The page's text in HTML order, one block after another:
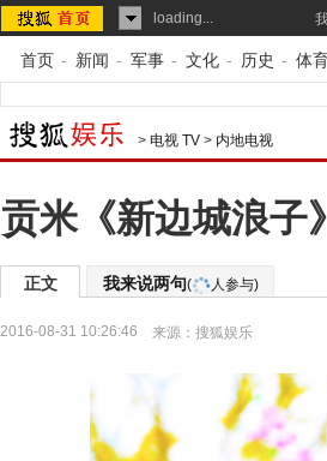
loading...
首页 - 新闻 - 军事 - 文化 - 历史 - 体育
> 电视 TV > 内地电视
贡米《新边城浪子
正文 我来说两句( 人参与)
2016-08-31 10:26:46 来源： 搜狐娱乐